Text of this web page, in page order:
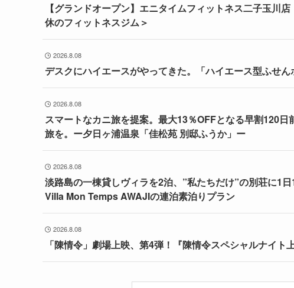
【グランドオープン】エニタイムフィットネス二子玉川
休のフィットネスジム＞
2026.8.08
デスクにハイエースがやってきた。「ハイエース型ふせ
2026.8.08
スマートなカニ旅を提案。最大13％OFFとなる早割120
旅を。ー夕日ヶ浦温泉「佳松苑 別邸ふうか」ー
2026.8.08
淡路島の一棟貸しヴィラを2泊、”私たちだけ”の別荘に1
Villa Mon Temps AWAJIの連泊素泊りプラン
2026.8.08
「陳情令」劇場上映、第4弾！『陳情令スペシャルナイ